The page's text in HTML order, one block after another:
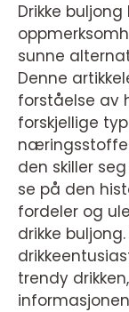
Drikke
sunne
Denne
forståelse av
forskjellige
den skiller
se på den
fordeler og
drikke
trendy